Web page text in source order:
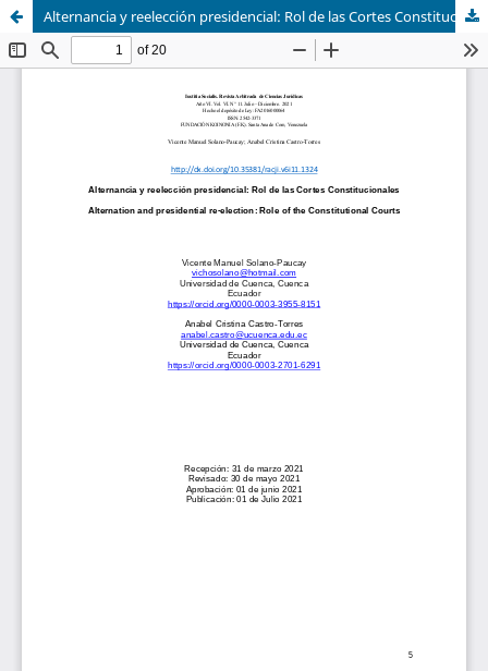
Alternancia y reelección presidencial: Rol de las Cortes Constitucionales